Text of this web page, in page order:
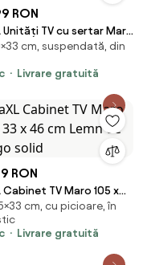
RON
Unități TV cu sertar Maro
70 x 33 x 46 cm Lemn
cm, suspendată, din
Livrare gratuită
RON
Cabinet TV Maro 105 x
cm Lemn de mango
cm, cu picioare, în
Livrare gratuită